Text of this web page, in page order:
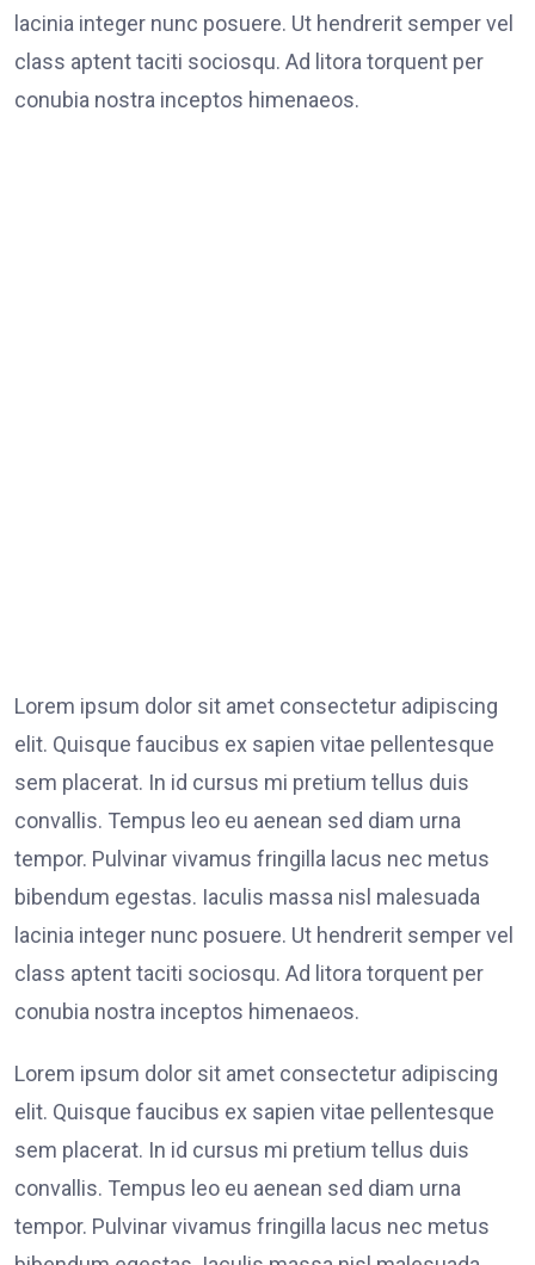
lacinia integer nunc posuere. Ut hendrerit semper vel
class aptent taciti sociosqu. Ad litora torquent per
conubia nostra inceptos himenaeos.
Lorem ipsum dolor sit amet consectetur adipiscing
elit. Quisque faucibus ex sapien vitae pellentesque
sem placerat. In id cursus mi pretium tellus duis
convallis. Tempus leo eu aenean sed diam urna
tempor. Pulvinar vivamus fringilla lacus nec metus
bibendum egestas. Iaculis massa nisl malesuada
lacinia integer nunc posuere. Ut hendrerit semper vel
class aptent taciti sociosqu. Ad litora torquent per
conubia nostra inceptos himenaeos.
Lorem ipsum dolor sit amet consectetur adipiscing
elit. Quisque faucibus ex sapien vitae pellentesque
sem placerat. In id cursus mi pretium tellus duis
convallis. Tempus leo eu aenean sed diam urna
tempor. Pulvinar vivamus fringilla lacus nec metus